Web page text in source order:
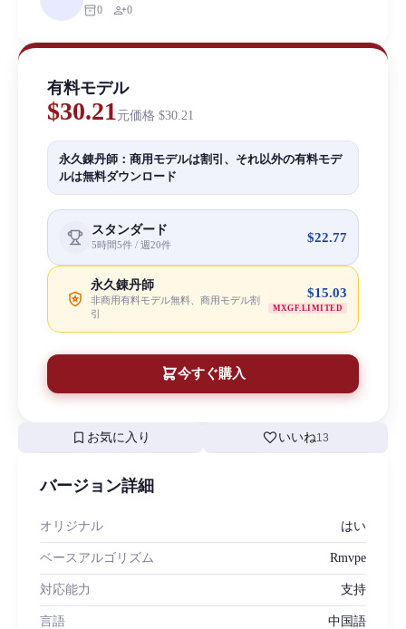
inventory_20 person_add0
有料モデル
$30.21元価格 $30.21
永久錬丹師：商用モデルは割引、それ以外の有料モデ
ルは無料ダウンロード
スタンダード
5時間5件 / 週20件
$22.77
永久錬丹師
非商用有料モデル無料、商用モデル割
引
$15.03
MXGF.LIMITED
今すぐ購入
bookmark お気に入り favoriteいいね13
バージョン詳細
オリジナル はい
ベースアルゴリズム Rmvpe
対応能力 支持
言語 中国語